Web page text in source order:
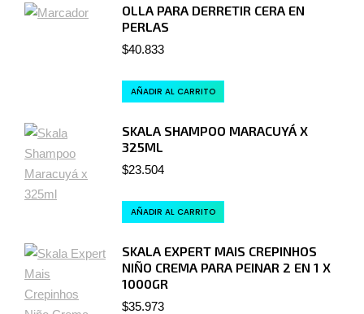
OLLA PARA DERRETIR CERA EN
PERLAS
$40.833
AÑADIR AL CARRITO
SKALA SHAMPOO MARACUYÁ X
325ML
$23.504
AÑADIR AL CARRITO
SKALA EXPERT MAIS CREPINHOS
NIÑO CREMA PARA PEINAR 2 EN 1 X
1000GR
$35.973